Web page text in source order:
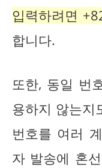
입력하려면
합니다.
또한, 동일 번
용하지 않는지
번호를 여러
자 발송에 혼